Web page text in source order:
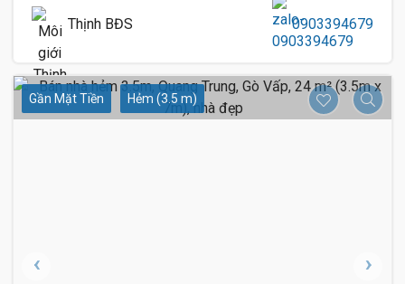
Thịnh BĐS 0903394679
Gần Mặt Tiền Hẻm (3.5 m)